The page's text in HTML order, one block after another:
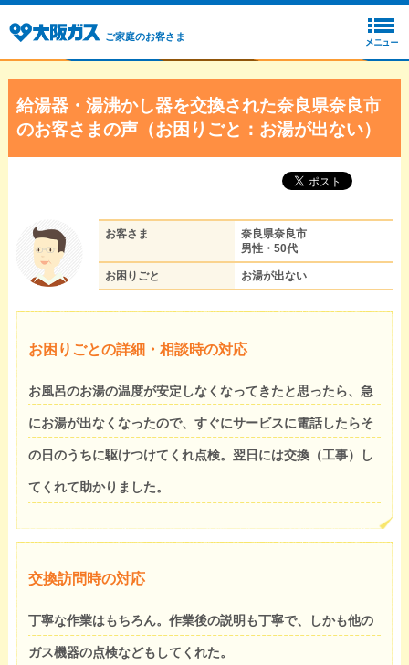
ご家庭のお客さま
給湯器・湯沸かし器を交換された奈良県奈良市
のお客さまの声（お困りごと：お湯が出ない）
お客さま
奈良県奈良市
男性・50代
お困りごと お湯が出ない
お困りごとの詳細・相談時の対応
お風呂のお湯の温度が安定しなくなってきたと思ったら、急
にお湯が出なくなったので、すぐにサービスに電話したらそ
の日のうちに駆けつけてくれ点検。翌日には交換（工事）し
てくれて助かりました。
交換訪問時の対応
丁寧な作業はもちろん。作業後の説明も丁寧で、しかも他の
ガス機器の点検などもしてくれた。